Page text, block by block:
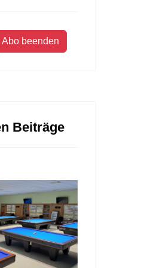
Abo beenden
Beiträge